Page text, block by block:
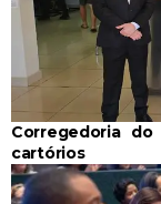
Corregedoria
cartórios